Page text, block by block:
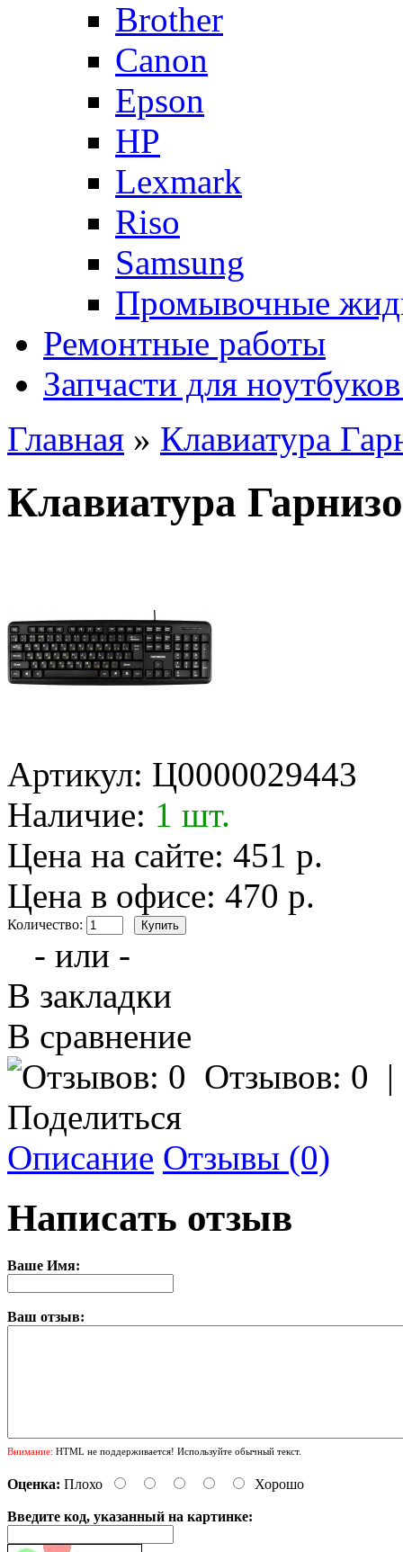
Brother
Canon
Epson
HP
Lexmark
Riso
Samsung
Промывочные
Ремонтные работы
Запчасти для
Главная » Клавиатура
Клавиатура
Артикул: Ц0000029443
Наличие: 1 шт.
Цена на сайте: 451 р.
Цена в офисе: 470 р.
Количество:
- или -
В закладки
В сравнение
Отзывов: 0
Поделиться
Описание Отзывы (0)
Написать отзыв
Ваше Имя:
Ваш отзыв:
Внимание: HTML не поддерживается! Используйте обычный текст.
Оценка: Плохо Хорошо
Введите код, указанный на картинке: